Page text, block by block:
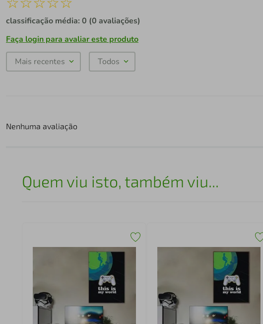
classificação média: 0 (0 avaliações)
Faça login para avaliar este produto
Mais recentes Todos
Nenhuma avaliação
Quem viu isto, também viu...